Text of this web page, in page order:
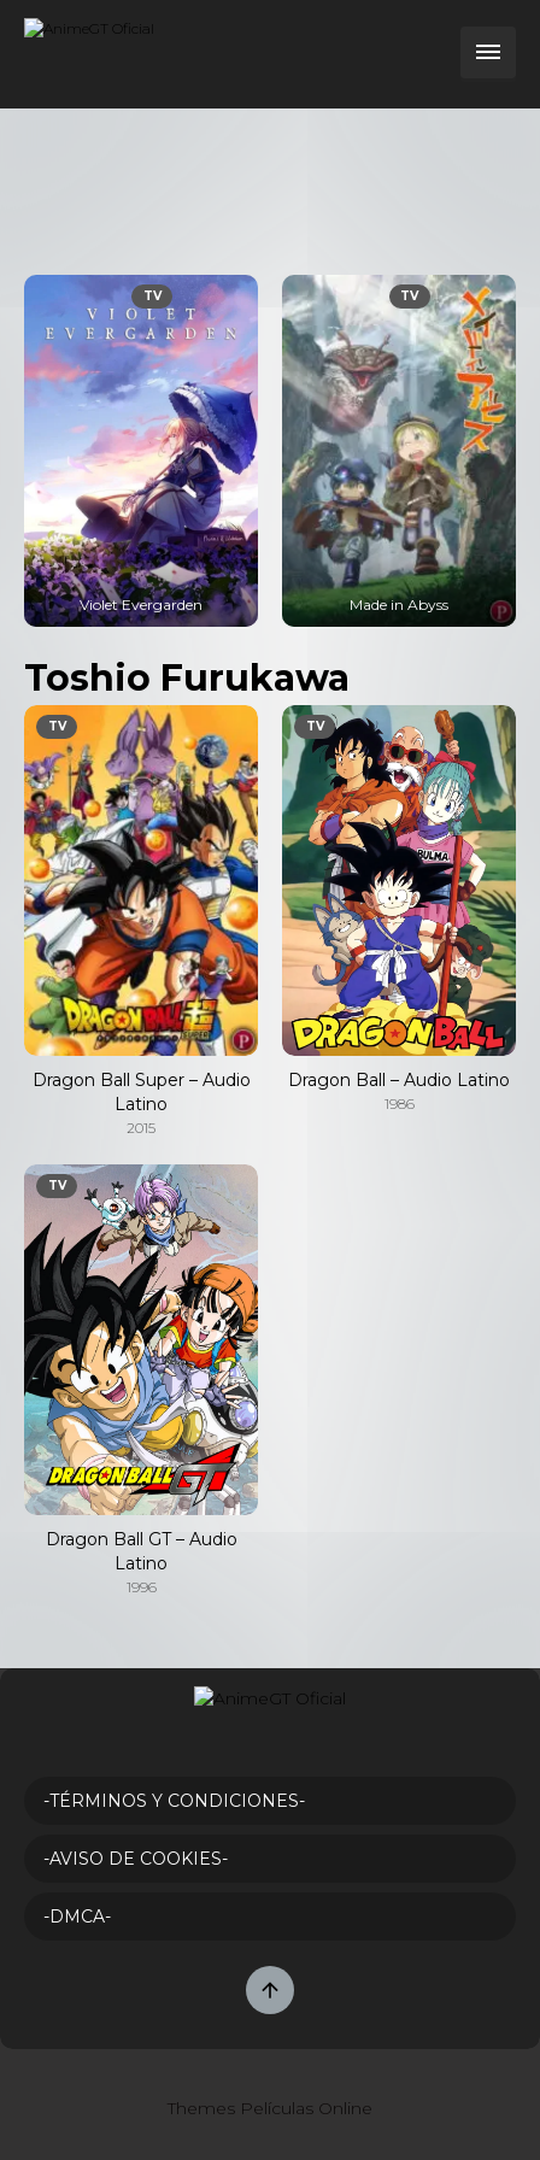
TV
Violet Evergarden
TV
Made in Abyss
Toshio Furukawa
TV
Dragon Ball Super – Audio
Latino
2015
TV
Dragon Ball – Audio Latino
1986
TV
Dragon Ball GT – Audio
Latino
1996
-TÉRMINOS Y CONDICIONES-
-AVISO DE COOKIES-
-DMCA-
Themes Películas Online